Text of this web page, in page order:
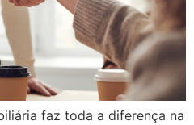
faz toda a diferença na